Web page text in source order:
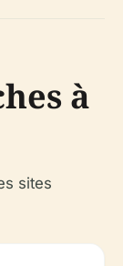
à
sites